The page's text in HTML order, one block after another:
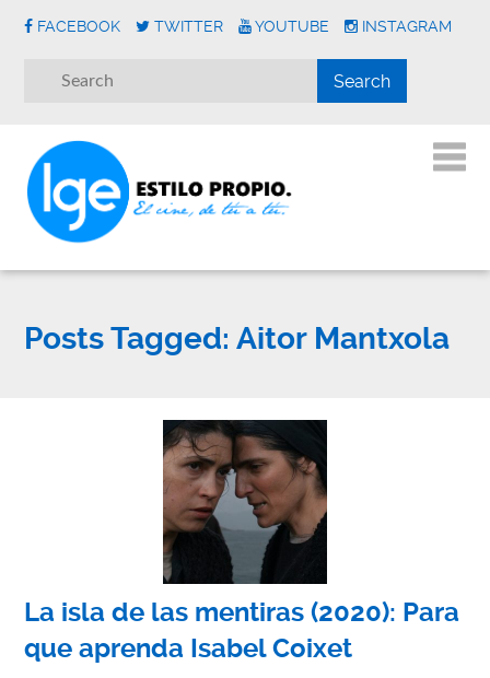
FACEBOOK TWITTER YOUTUBE INSTAGRAM
Posts Tagged: Aitor Mantxola
La isla de las mentiras (2020): Para
que aprenda Isabel Coixet